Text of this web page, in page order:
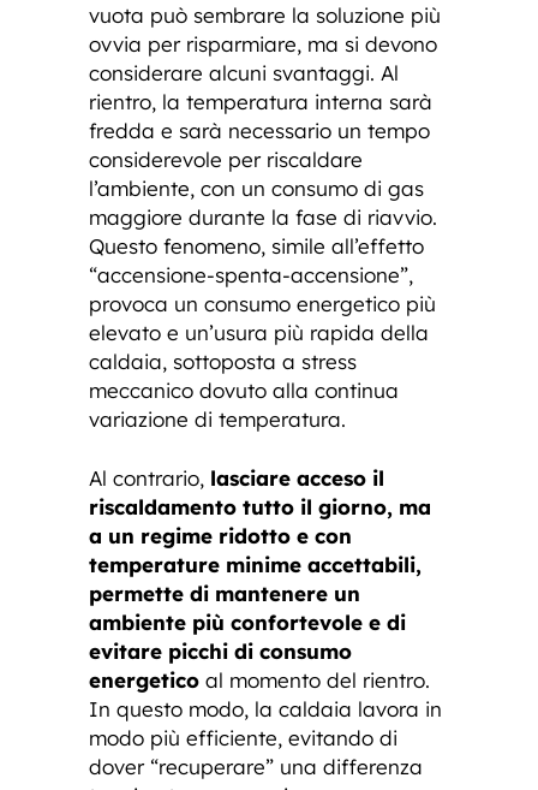
vuota può sembrare la soluzione più
ovvia per risparmiare, ma si devono
considerare alcuni svantaggi. Al
rientro, la temperatura interna sarà
fredda e sarà necessario un tempo
considerevole per riscaldare
l’ambiente, con un consumo di gas
maggiore durante la fase di riavvio.
Questo fenomeno, simile all’effetto
“accensione-spenta-accensione”,
provoca un consumo energetico più
elevato e un’usura più rapida della
caldaia, sottoposta a stress
meccanico dovuto alla continua
variazione di temperatura.
Al contrario, lasciare acceso il
riscaldamento tutto il giorno, ma
a un regime ridotto e con
temperature minime accettabili,
permette di mantenere un
ambiente più confortevole e di
evitare picchi di consumo
energetico al momento del rientro.
In questo modo, la caldaia lavora in
modo più efficiente, evitando di
dover “recuperare” una differenza